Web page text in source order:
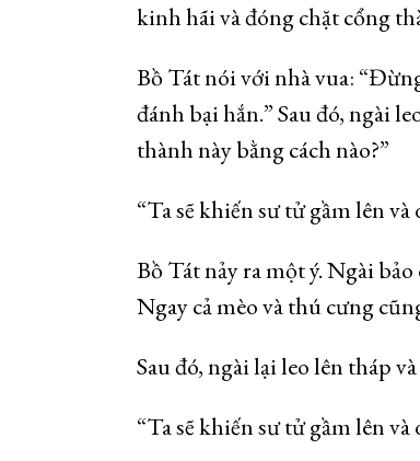
kinh hãi và đóng chặt cổng
Bồ Tát nói với nhà vua:
đánh bại hắn.” Sau đó, ngài
thành này bằng cách nào?”
“Ta sẽ khiến sư tử gầm lên
Bồ Tát nảy ra một ý. Ngài
Ngay cả mèo và thú cưng
Sau đó, ngài lại leo lên tháp
“Ta sẽ khiến sư tử gầm lên